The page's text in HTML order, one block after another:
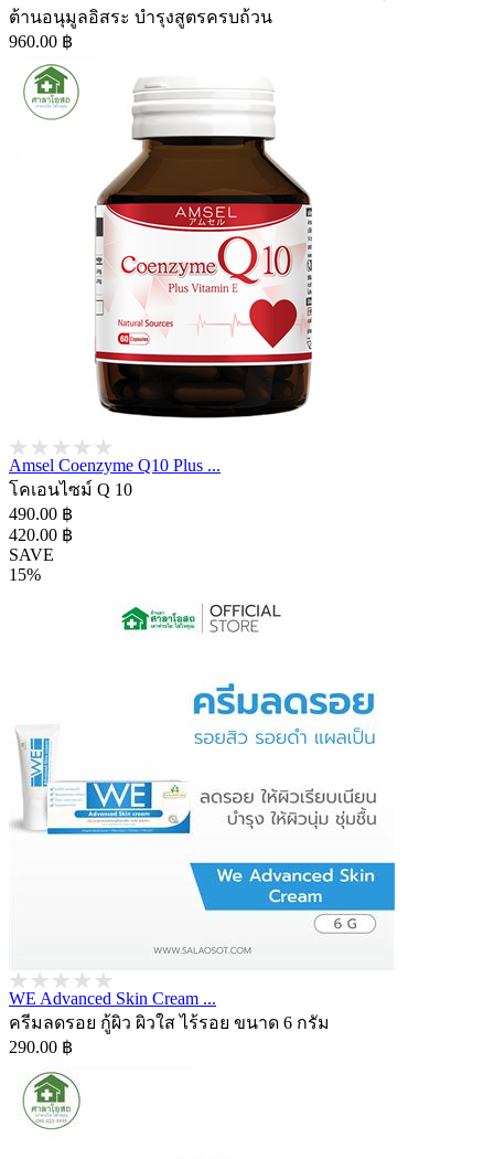
ต้านอนุมูลอิสระ บำรุงสูตรครบถ้วน
960.00 ฿
Amsel Coenzyme Q10 Plus ...
โคเอนไซม์ Q 10
490.00 ฿
420.00 ฿
SAVE
15%
WE Advanced Skin Cream ...
ครีมลดรอย กู้ผิว ผิวใส ไร้รอย ขนาด 6 กรัม
290.00 ฿